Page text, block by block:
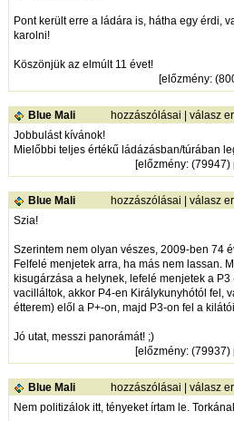
Pont került erre a ládára is, hátha egy érdi,
karolni!
Köszönjük az elmúlt 11 évet!
[előzmény:
Blue Mali hozzászólásai |válasz
Jobbulást kívánok!
Mielőbbi teljes értékű ládázásban/túrában
[előzmény: (79947)
Blue Mali hozzászólásai |válasz
Szia!
Szerintem nem olyan vészes, 2009-ben 74
Felfelé menjetek arra, ha más nem lassan.
kisugárzása a helynek, lefelé menjetek a
vacilláltok, akkor P4-en Királykunyhótól fel,
étterem) elől a P+-on, majd P3-on fel a
Jó utat, messzi panorámát! ;)
[előzmény: (79937)
Blue Mali hozzászólásai |válasz
Nem politizálok itt, tényeket írtam le.